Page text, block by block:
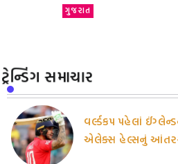
ગુજરાત
સમાચાર
વર્લ્ડકપ પહેલાં
એલેક્સ હેલ્સનું